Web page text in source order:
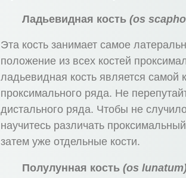
Ладьевидная кость (os
Эта кость занимает самое
положение из всех костей
ладьевидная кость является самой
проксимального ряда. Не
дистального ряда. Чтобы не
научитесь различать
затем уже отдельные кости.
Полулунная кость (os